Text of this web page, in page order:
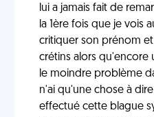
lui a jamais fait de
la 1ère fois que je vois
critiquer son prénom
crétins alors qu'encore
le moindre problème
n'ai qu'une chose à
effectué cette blague